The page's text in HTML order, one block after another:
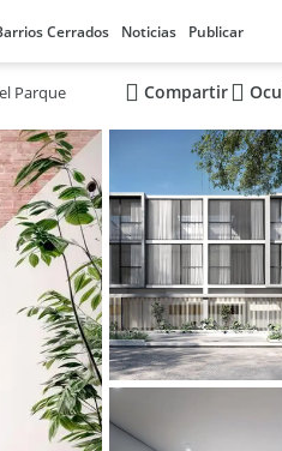
Cerrados Noticias Publicar
Parque Compartir